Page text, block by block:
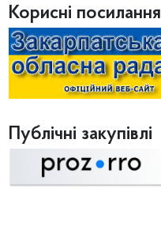
Корисні посилання
Публічні закупівлі